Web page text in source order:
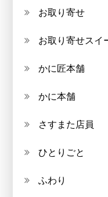
お取り寄せ
お取り寄せスイ
かに匠本舗
かに本舗
さすまた店員
ひとりごと
ふわり